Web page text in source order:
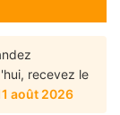
recevez le
août 2026